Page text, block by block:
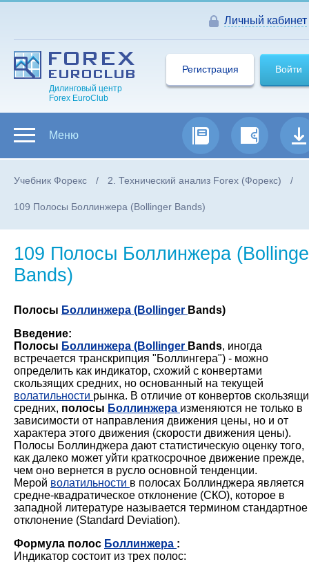
Личный кабинет
Дилинговый центр
Forex EuroClub
Войти
Регистрация
Меню
Учебник Форекс 2. Технический анализ Forex (Форекс)
109 Полосы Боллинжера (Bollinger Bands)
109 Полосы Боллинжера
Bands)
Полосы Боллинжера (Bollinger Bands)
Введение:
Полосы Боллинжера (Bollinger Bands, иногда
встречается транскрипция "Боллингера") - можно
определить как индикатор, схожий с конвертами
скользящих средних, но основанный на текущей
волатильности рынка. В отличие от конвертов
средних, полосы Боллинжера изменяются не только в
зависимости от направления движения цены, но и от
характера этого движения (скорости движения цены).
Полосы Боллинджера дают статистическую оценку того,
как далеко может уйти краткосрочное движение прежде,
чем оно вернется в русло основной тенденции.
Мерой волатильности в полосах Боллинджера является
средне-квадратическое отклонение (СКО), которое в
западной литературе называется термином стандартное
отклонение (Standard Deviation).
Формула полос Боллинжера :
Индикатор состоит из трех полос: